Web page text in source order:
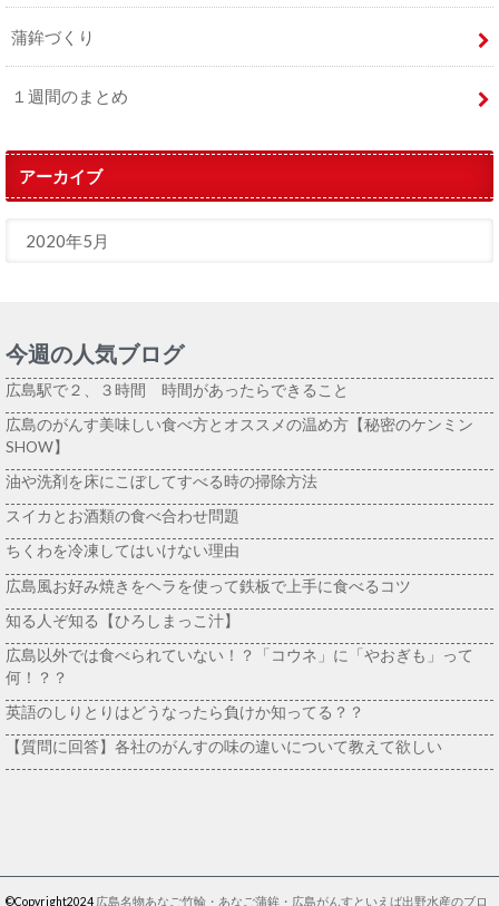
蒲鉾づくり
１週間のまとめ
アーカイブ
今週の人気ブログ
広島駅で２、３時間 時間があったらできること
広島のがんす美味しい食べ方とオススメの温め方【秘密のケンミン
SHOW】
油や洗剤を床にこぼしてすべる時の掃除方法
スイカとお酒類の食べ合わせ問題
ちくわを冷凍してはいけない理由
広島風お好み焼きをヘラを使って鉄板で上手に食べるコツ
知る人ぞ知る【ひろしまっこ汁】
広島以外では食べられていない！？「コウネ」に「やおぎも」って
何！？？
英語のしりとりはどうなったら負けか知ってる？？
【質問に回答】各社のがんすの味の違いについて教えて欲しい
©Copyright2024 広島名物あなご竹輪・あなご蒲鉾・広島がんすといえば出野水産のブロ